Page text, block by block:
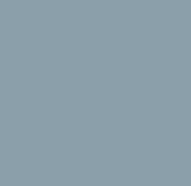
élévateur
duree
des charges à